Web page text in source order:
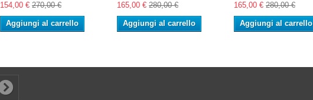
154,00 € 270,00 €
Aggiungi al carrello
165,00 € 280,00 €
Aggiungi al carrello
165,00 € 280,00 €
Aggiungi al carrello